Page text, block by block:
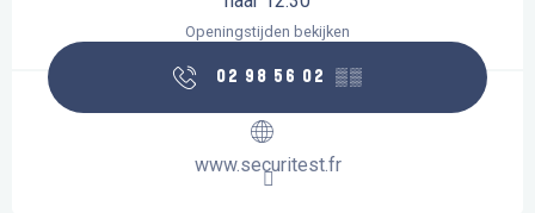
Openingstijden bekijken
02 98 56 02 ▒▒
www.securitest.fr